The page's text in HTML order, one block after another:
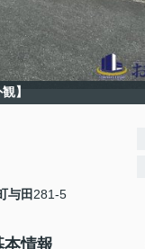
】
与田 281-5
情報